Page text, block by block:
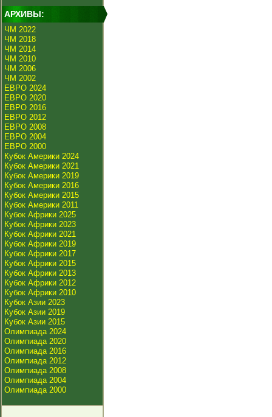
АРХИВЫ:
ЧМ 2022
ЧМ 2018
ЧМ 2014
ЧМ 2010
ЧМ 2006
ЧМ 2002
ЕВРО 2024
ЕВРО 2020
ЕВРО 2016
ЕВРО 2012
ЕВРО 2008
ЕВРО 2004
ЕВРО 2000
Кубок Америки 2024
Кубок Америки 2021
Кубок Америки 2019
Кубок Америки 2016
Кубок Америки 2015
Кубок Америки 2011
Кубок Африки 2025
Кубок Африки 2023
Кубок Африки 2021
Кубок Африки 2019
Кубок Африки 2017
Кубок Африки 2015
Кубок Африки 2013
Кубок Африки 2012
Кубок Африки 2010
Кубок Азии 2023
Кубок Азии 2019
Кубок Азии 2015
Олимпиада 2024
Олимпиада 2020
Олимпиада 2016
Олимпиада 2012
Олимпиада 2008
Олимпиада 2004
Олимпиада 2000